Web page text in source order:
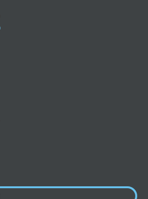
MEIN „PERFEKTES BERGWOCHENENDE“